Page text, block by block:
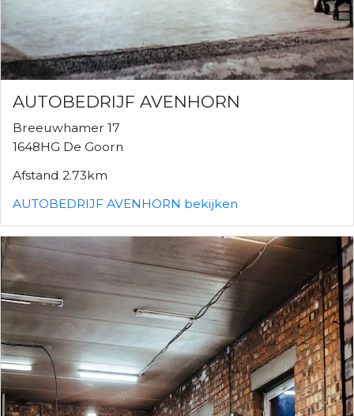
AUTOBEDRIJF AVENHORN
Breeuwhamer 17
1648HG De Goorn
Afstand 2.73km
AUTOBEDRIJF AVENHORN bekijken